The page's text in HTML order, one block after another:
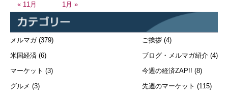
« 11月 1月 »
メルマガ(379)
米国経済 (6)
マーケット (3)
グルメ (3)
ご挨拶 (4)
ブログ・メルマガ紹介 (4)
今週の経済ZAP!! (8)
先週のマーケット (115)